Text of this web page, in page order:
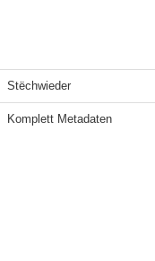
Stëchwieder
Komplett Metadaten